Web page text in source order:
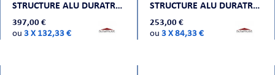
STRUCTURE ALU DURATRUSS DT 33-300
397,00 €
ou 3 X 132,33 €
STRUCTURE ALU DURATRUSS DT 33-150
253,00 €
ou 3 X 84,33 €